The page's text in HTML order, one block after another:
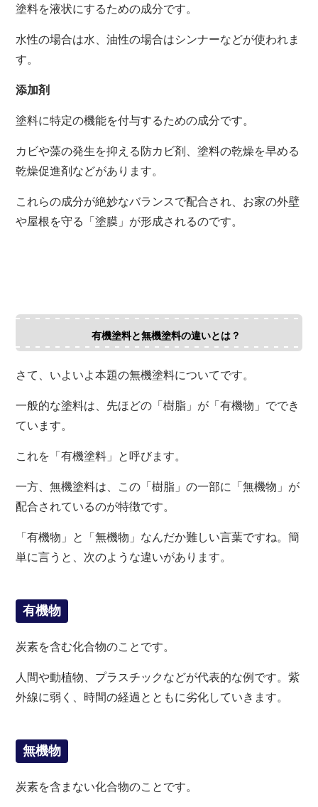
塗料を液状にするための成分です。
水性の場合は水、油性の場合はシンナーなどが使われま
す。
添加剤
塗料に特定の機能を付与するための成分です。
カビや藻の発生を抑える防カビ剤、塗料の乾燥を早める
乾燥促進剤などがあります。
これらの成分が絶妙なバランスで配合され、お家の外壁
や屋根を守る「塗膜」が形成されるのです。
有機塗料と無機塗料の違いとは？
さて、いよいよ本題の無機塗料についてです。
一般的な塗料は、先ほどの「樹脂」が「有機物」ででき
ています。
これを「有機塗料」と呼びます。
一方、無機塗料は、この「樹脂」の一部に「無機物」が
配合されているのが特徴です。
「有機物」と「無機物」なんだか難しい言葉ですね。簡
単に言うと、次のような違いがあります。
有機物
炭素を含む化合物のことです。
人間や動植物、プラスチックなどが代表的な例です。紫
外線に弱く、時間の経過とともに劣化していきます。
無機物
炭素を含まない化合物のことです。